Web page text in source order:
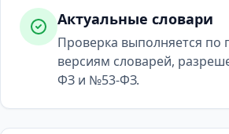
Актуальные словари
Проверка выполняется по
версиям словарей,
ФЗ и №53-ФЗ.